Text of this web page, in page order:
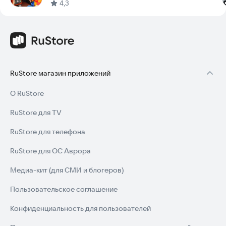
и выйти победителем с награбленным? Или вы станете
4,3
RuStore магазин приложений
О RuStore
RuStore для TV
RuStore для телефона
RuStore для ОС Аврора
Медиа-кит (для СМИ и блогеров)
Пользовательское соглашение
Конфиденциальность для пользователей